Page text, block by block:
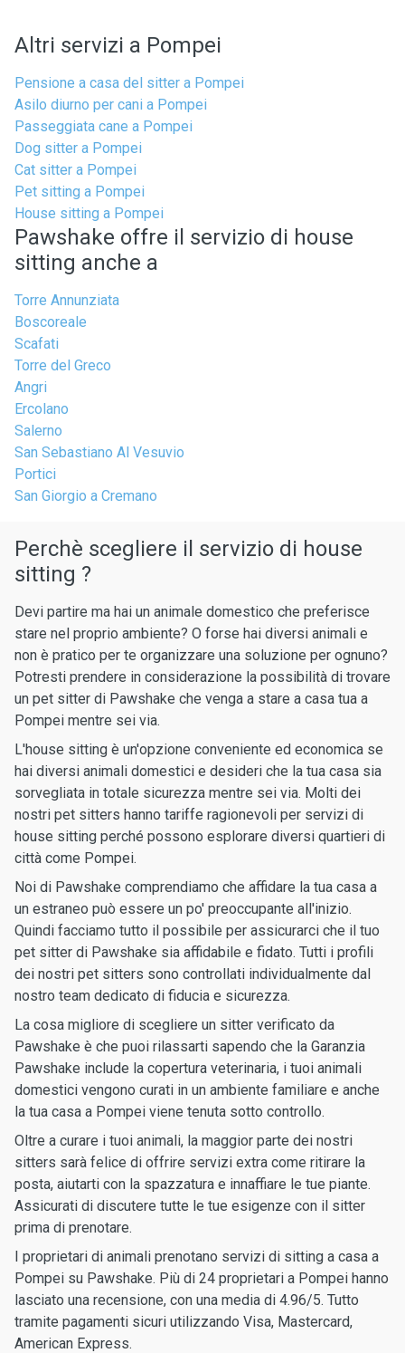
Altri servizi a Pompei
Pensione a casa del sitter a Pompei
Asilo diurno per cani a Pompei
Passeggiata cane a Pompei
Dog sitter a Pompei
Cat sitter a Pompei
Pet sitting a Pompei
House sitting a Pompei
Pawshake offre il servizio di house
sitting anche a
Torre Annunziata
Boscoreale
Scafati
Torre del Greco
Angri
Ercolano
Salerno
San Sebastiano Al Vesuvio
Portici
San Giorgio a Cremano
Perchè scegliere il servizio di house
sitting ?
Devi partire ma hai un animale domestico che preferisce
stare nel proprio ambiente? O forse hai diversi animali e
non è pratico per te organizzare una soluzione per ognuno?
Potresti prendere in considerazione la possibilità di trovare
un pet sitter di Pawshake che venga a stare a casa tua a
Pompei mentre sei via.
L'house sitting è un'opzione conveniente ed economica se
hai diversi animali domestici e desideri che la tua casa sia
sorvegliata in totale sicurezza mentre sei via. Molti dei
nostri pet sitters hanno tariffe ragionevoli per servizi di
house sitting perché possono esplorare diversi quartieri di
città come Pompei.
Noi di Pawshake comprendiamo che affidare la tua casa a
un estraneo può essere un po' preoccupante all'inizio.
Quindi facciamo tutto il possibile per assicurarci che il tuo
pet sitter di Pawshake sia affidabile e fidato. Tutti i profili
dei nostri pet sitters sono controllati individualmente dal
nostro team dedicato di fiducia e sicurezza.
La cosa migliore di scegliere un sitter verificato da
Pawshake è che puoi rilassarti sapendo che la Garanzia
Pawshake include la copertura veterinaria, i tuoi animali
domestici vengono curati in un ambiente familiare e anche
la tua casa a Pompei viene tenuta sotto controllo.
Oltre a curare i tuoi animali, la maggior parte dei nostri
sitters sarà felice di offrire servizi extra come ritirare la
posta, aiutarti con la spazzatura e innaffiare le tue piante.
Assicurati di discutere tutte le tue esigenze con il sitter
prima di prenotare.
I proprietari di animali prenotano servizi di sitting a casa a
Pompei su Pawshake. Più di 24 proprietari a Pompei hanno
lasciato una recensione, con una media di 4.96/5. Tutto
tramite pagamenti sicuri utilizzando Visa, Mastercard,
American Express.